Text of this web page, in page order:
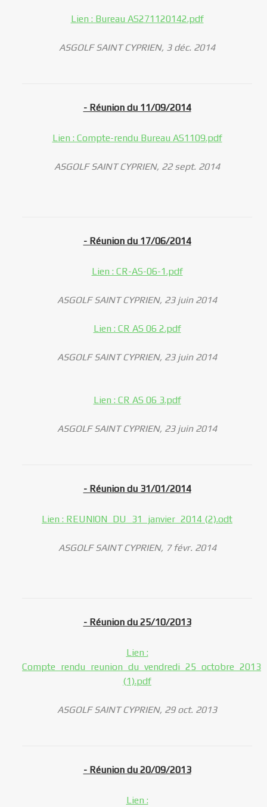
Lien : Bureau AS271120142.pdf
ASGOLF SAINT CYPRIEN, 3 déc. 2014
- Réunion du 11/09/2014
Lien : Compte-rendu Bureau AS1109.pdf
ASGOLF SAINT CYPRIEN, 22 sept. 2014
- Réunion du 17/06/2014
Lien : CR-AS-06-1.pdf
ASGOLF SAINT CYPRIEN, 23 juin 2014
Lien : CR AS 06 2.pdf
ASGOLF SAINT CYPRIEN, 23 juin 2014
Lien : CR AS 06 3.pdf
ASGOLF SAINT CYPRIEN, 23 juin 2014
- Réunion du 31/01/2014
Lien : REUNION_DU_31_janvier_2014 (2).odt
ASGOLF SAINT CYPRIEN, 7 févr. 2014
- Réunion du 25/10/2013
Lien :
Compte_rendu_reunion_du_vendredi_25_octobre_2013
(1).pdf
ASGOLF SAINT CYPRIEN, 29 oct. 2013
- Réunion du 20/09/2013
Lien :